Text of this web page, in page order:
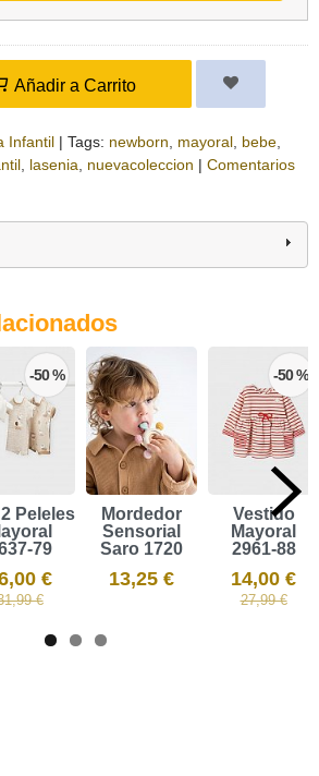
Añadir a Carrito
Infantil | Tags: newborn mayoral bebe
lasenia nuevacoleccion | Comentarios
-50 %
Peleles
79
€
€
Mordedor
Sensorial
Saro 1720
13,25 €
-50 %
Vestido
Mayoral
2961-88
14,00 €
27,99 €